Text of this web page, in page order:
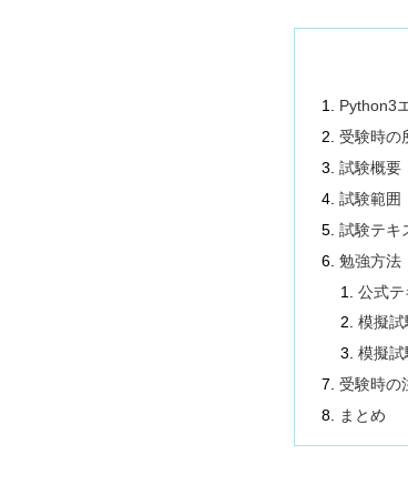
Python3
受験時の
試験概要
試験範囲
試験テキ
勉強方法
公式テ
模擬試
模擬
受験時の
まとめ